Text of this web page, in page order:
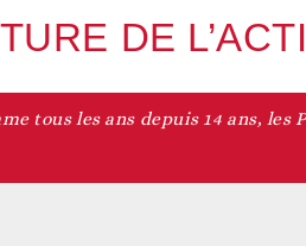
Devenir
DE
tous les ans depuis 14 ans,